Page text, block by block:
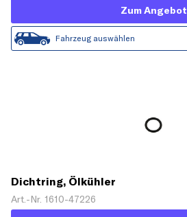
Zum Angebot
Fahrzeug auswählen
Dichtring, Ölkühler
Art.-Nr. 1610-47226